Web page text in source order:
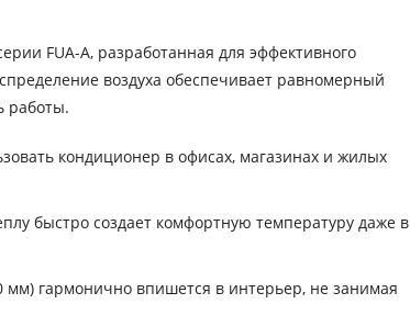
FUA-A, разработанная для эффективного
воздуха обеспечивает равномерный
работы.
кондиционер в офисах, магазинах и жилых
быстро создает комфортную температуру даже в
гармонично впишется в интерьер, не занимая